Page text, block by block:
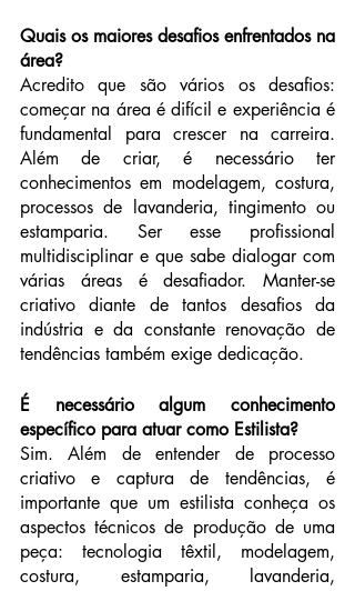
Quais os maiores desafios enfrentados na
área?
Acredito que são vários os desafios:
começar na área é difícil e experiência é
fundamental para crescer na carreira.
Além de criar, é necessário ter
conhecimentos em modelagem, costura,
processos de lavanderia, tingimento ou
estamparia. Ser esse profissional
multidisciplinar e que sabe dialogar com
várias áreas é desafiador. Manter-se
criativo diante de tantos desafios da
indústria e da constante renovação de
tendências também exige dedicação.
É necessário algum conhecimento
específico para atuar como Estilista?
Sim. Além de entender de processo
criativo e captura de tendências, é
importante que um estilista conheça os
aspectos técnicos de produção de uma
peça: tecnologia têxtil, modelagem,
costura, estamparia, lavanderia,